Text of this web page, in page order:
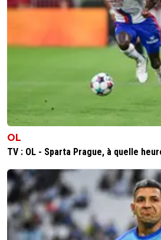
OL
TV : OL - Sparta Prague, à quelle